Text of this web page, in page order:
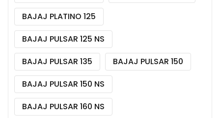
BAJAJ PLATINO 125
BAJAJ PULSAR 125 NS
BAJAJ PULSAR 135
BAJAJ PULSAR 150
BAJAJ PULSAR 150 NS
BAJAJ PULSAR 160 NS